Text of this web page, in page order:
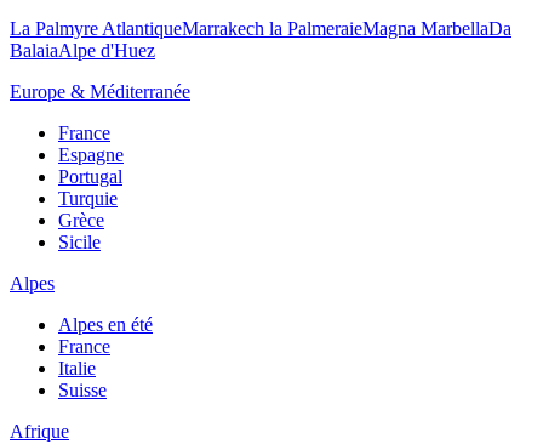
La Palmyre AtlantiqueMarrakech la PalmeraieMagna MarbellaDa
BalaiaAlpe d'Huez
Europe & Méditerranée
France
Espagne
Portugal
Turquie
Grèce
Sicile
Alpes
Alpes en été
France
Italie
Suisse
Afrique